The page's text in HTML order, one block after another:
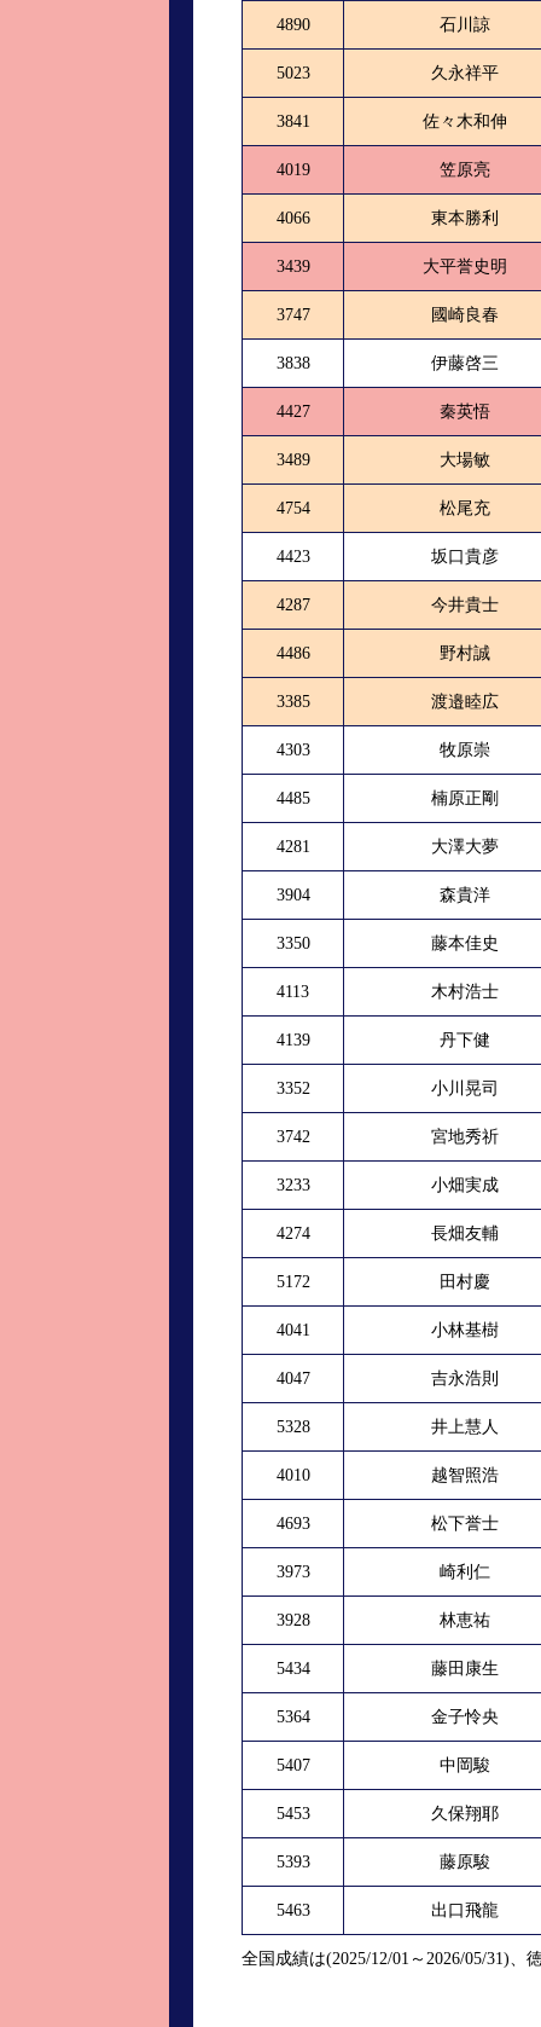
4890 石川諒
5023 久永祥平
3841 佐々木和伸
4019 笠原亮
4066 東本勝利
3439 大平誉史明
3747 國崎良春
3838 伊藤啓三
4427 秦英悟
3489 大場敏
4754 松尾充
4423 坂口貴彦
4287 今井貴士
4486 野村誠
3385 渡邉睦広
4303 牧原崇
4485 楠原正剛
4281 大澤大夢
3904 森貴洋
3350 藤本佳史
4113 木村浩士
4139 丹下健
3352 小川晃司
3742 宮地秀祈
3233 小畑実成
4274 長畑友輔
5172 田村慶
4041 小林基樹
4047 吉永浩則
5328 井上慧人
4010 越智照浩
4693 松下誉士
3973 崎利仁
3928 林恵祐
5434 藤田康生
5364 金子怜央
5407 中岡駿
5453 久保翔耶
5393 藤原駿
5463 出口飛龍
全国成績は(2025/12/01～2026/05/31)、